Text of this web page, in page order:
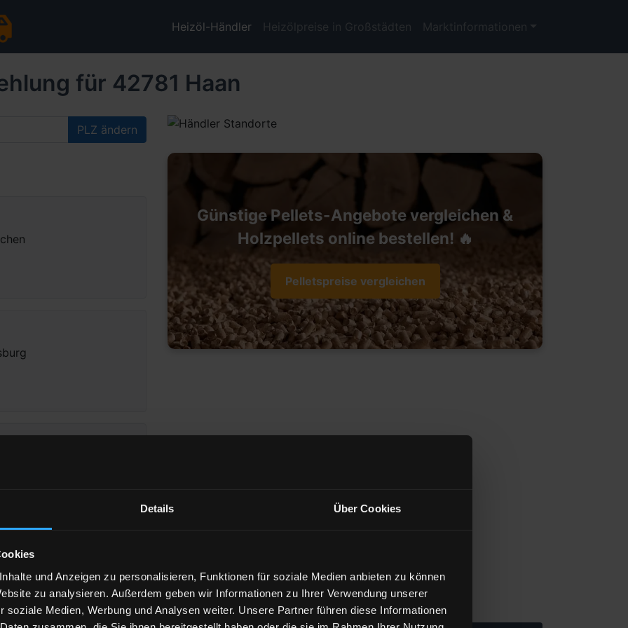
Details Über Cookies
und Anzeigen zu personalisieren, Funktionen für soziale Medien anbieten zu können
zu analysieren. Außerdem geben wir Informationen zu Ihrer Verwendung unserer
soziale Medien, Werbung und Analysen weiter. Unsere Partner führen diese Informationen
Heizöl-Händler Heizölpreise in Großstädten Marktinformationen
für 42781 Haan
PLZ ändern
Günstige Pellets-Angebote vergleichen &
Holzpellets online bestellen! 🔥
Pelletspreise vergleichen
Haan